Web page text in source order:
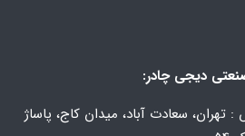
دیجی چادر:
تهران، سعادت آباد، میدان کاج، پاساژ